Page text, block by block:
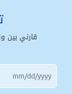
قارني بين